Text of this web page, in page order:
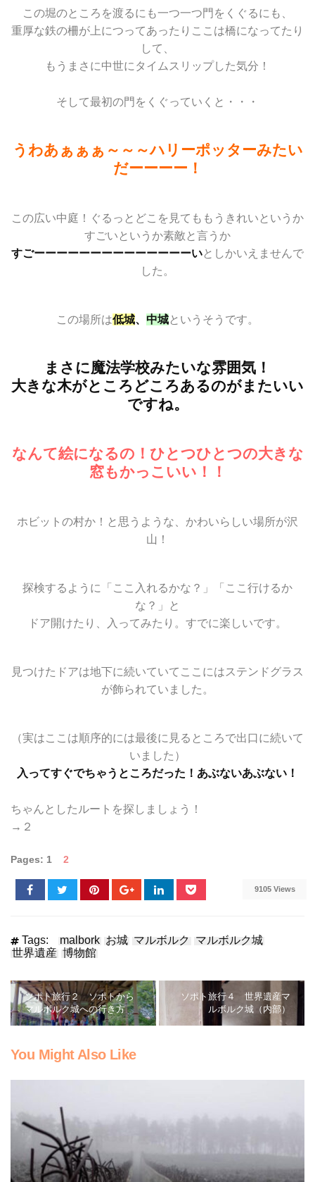
この堀のところを渡るにも一つ一つ門をくぐるにも、
重厚な鉄の柵が上につってあったりここは橋になってたり
して、
もうまさに中世にタイムスリップした気分！
そして最初の門をくぐっていくと・・・
うわあぁぁぁ～～～ハリーポッターみたい
だーーーー！
この広い中庭！ぐるっとどこを見てももうきれいというか
すごいというか素敵と言うか
すごーーーーーーーーーーーーーーいとしかいえませんで
した。
この場所は低城、 中城というそうです。
まさに魔法学校みたいな雰囲気！
大きな木がところどころあるのがまたいい
ですね。
なんて絵になるの！ひとつひとつの大きな
窓もかっこいい！！
ホビットの村か！と思うような、かわいらしい場所が沢
山！
探検するように「ここ入れるかな？」「ここ行けるか
な？」と
ドア開けたり、入ってみたり。すでに楽しいです。
見つけたドアは地下に続いていてここにはステンドグラス
が飾られていました。
（実はここは順序的には最後に見るところで出口に続いて
いました）
入ってすぐでちゃうところだった！あぶないあぶない！
ちゃんとしたルートを探しましょう！
→２
Pages: 1 2
9105 Views
Tags: malbork お城 マルボルク
マルボルク城
世界遺産 博物館
ソポト旅行２ ソポトから
マルボルク城への行き方
ソポト旅行４ 世界遺産マ
ルボルク城（内部）
You Might Also Like